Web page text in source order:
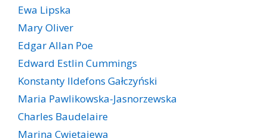
Ewa Lipska
Mary Oliver
Edgar Allan Poe
Edward Estlin Cummings
Konstanty Ildefons Gałczyński
Maria Pawlikowska-Jasnorzewska
Charles Baudelaire
Marina Cwietajewa